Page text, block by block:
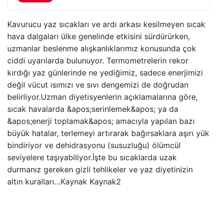
Kavurucu yaz sıcakları ve ardı arkası kesilmeyen sıcak
hava dalgaları ülke genelinde etkisini sürdürürken,
uzmanlar beslenme alışkanlıklarımız konusunda çok
ciddi uyarılarda bulunuyor. Termometrelerin rekor
kırdığı yaz günlerinde ne yediğimiz, sadece enerjimizi
değil vücut ısımızı ve sıvı dengemizi de doğrudan
belirliyor.Uzman diyetisyenlerin açıklamalarına göre,
sıcak havalarda &apos;serinlemek&apos; ya da
&apos;enerji toplamak&apos; amacıyla yapılan bazı
büyük hatalar, terlemeyi artırarak bağırsaklara aşırı yük
bindiriyor ve dehidrasyonu (susuzluğu) ölümcül
seviyelere taşıyabiliyor.İşte bu sıcaklarda uzak
durmanız gereken gizli tehlikeler ve yaz diyetinizin
altın kuralları…Kaynak Kaynak2